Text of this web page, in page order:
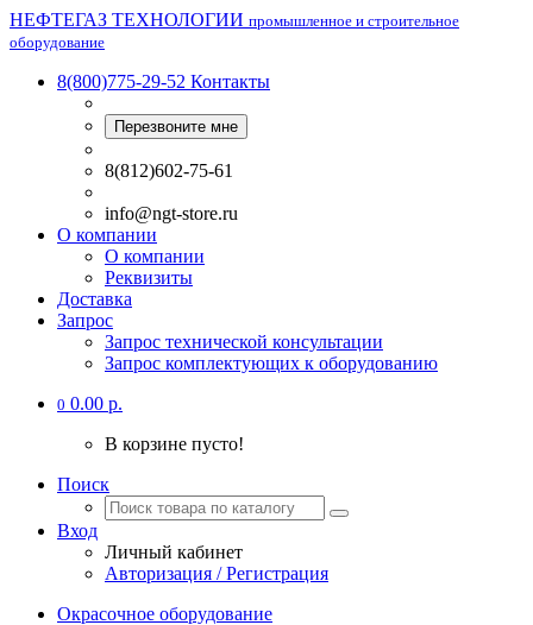
НЕФТЕГАЗ ТЕХНОЛОГИИ промышленное и строительное
оборудование
8(800)775-29-52 Контакты
Перезвоните мне
8(812)602-75-61
info@ngt-store.ru
О компании
О компании
Реквизиты
Доставка
Запрос
Запрос технической консультации
Запрос комплектующих к оборудованию
0 0.00 р.
В корзине пусто!
Поиск
Вход
Личный кабинет
Авторизация / Регистрация
Окрасочное оборудование